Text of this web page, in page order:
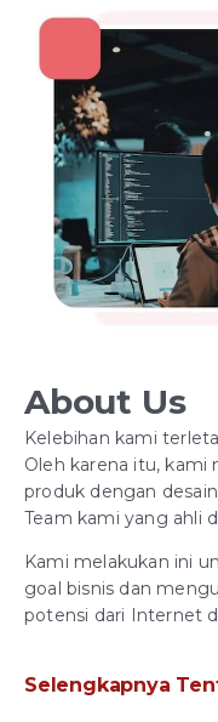
About Us
Kelebihan kami
Oleh karena itu,
produk dengan
Team kami yang ahli
Kami melakukan ini
goal bisnis dan
potensi dari Internet
Selengkapnya